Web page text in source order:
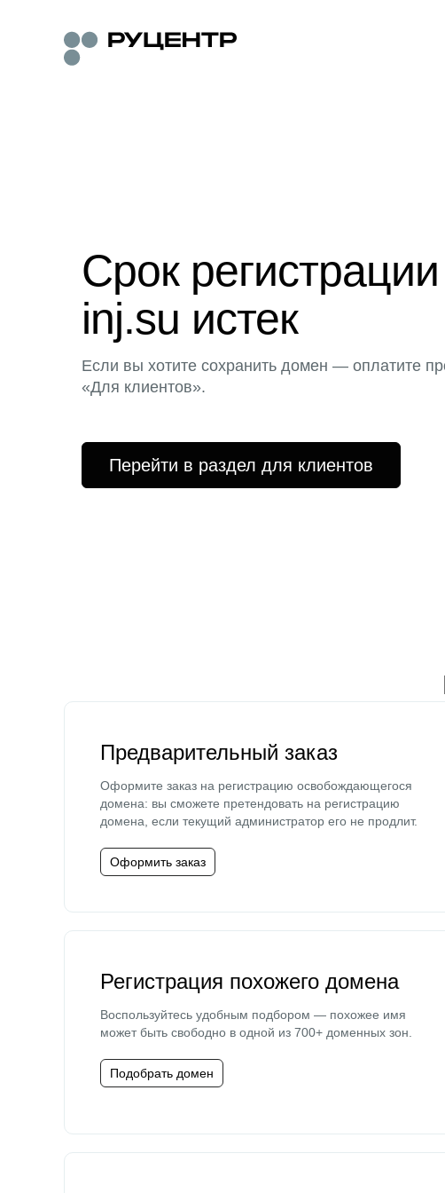
Срок
inj.su истек
Если вы хотите сохранить домен — оплатите
«Для клиентов».
Перейти в раздел для клиентов
Предварительный заказ
Оформите заказ на регистрацию освобождающегося
домена: вы сможете претендовать на регистрацию
домена, если текущий администратор его не продлит.
Оформить заказ
Регистрация похожего домена
Воспользуйтесь удобным подбором — похожее имя
может быть свободно в одной из 700+ доменных зон.
Подобрать домен